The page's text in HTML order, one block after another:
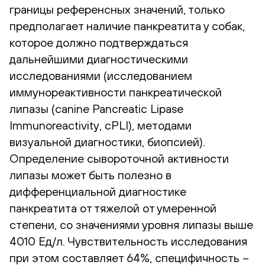
границы референсных значений, только
предполагает наличие панкреатита у собак,
которое должно подтверждаться
дальнейшими диагностическими
исследованиями (исследованием
иммунореактивности панкреатической
липазы (canine Pancreatic Lipase
Immunoreactivity, сPLI), методами
визуальной диагностики, биопсией).
Определение сывороточной активности
липазы может быть полезно в
дифференциальной диагностике
панкреатита от тяжелой от умеренной
степени, со значениями уровня липазы выше
4010 Ед/л. Чувствительность исследования
при этом составляет 64%, специфичность –